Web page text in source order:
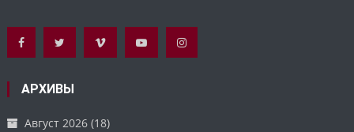
АРХИВЫ
Август 2026 (18)